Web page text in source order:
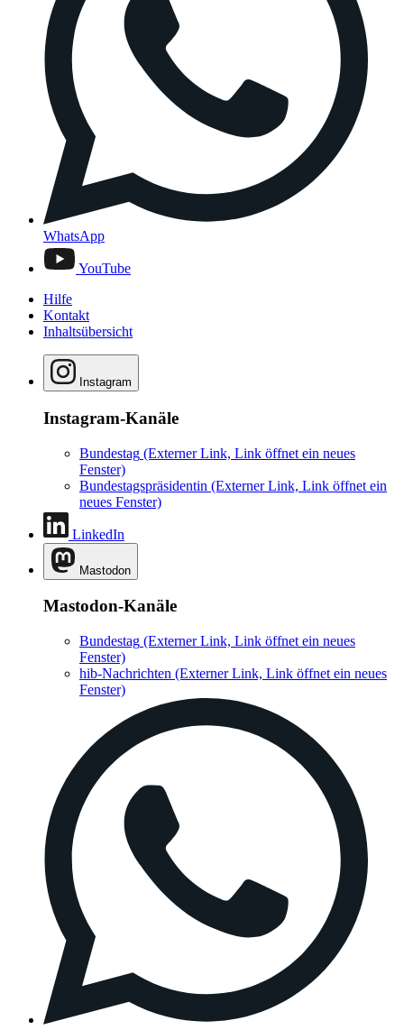
WhatsApp
YouTube
Hilfe
Kontakt
Inhaltsübersicht
Instagram
Instagram-Kanäle
Bundestag (Externer Link, Link öffnet ein neues
Fenster)
Bundestagspräsidentin (Externer Link, Link öffnet ein
neues Fenster)
LinkedIn
Mastodon
Mastodon-Kanäle
Bundestag (Externer Link, Link öffnet ein neues
Fenster)
hib-Nachrichten (Externer Link, Link öffnet ein neues
Fenster)